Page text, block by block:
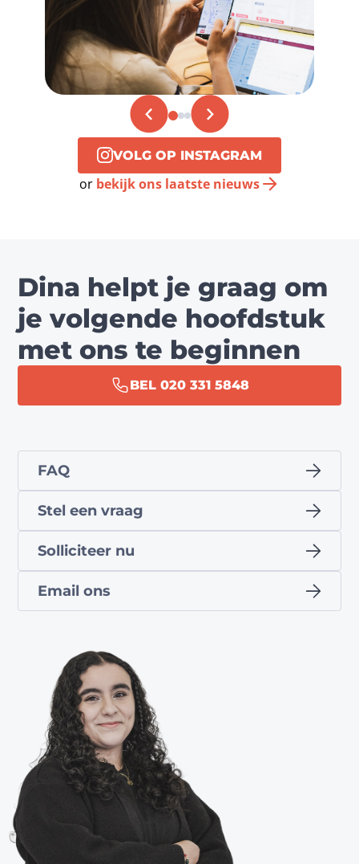
VOLG OP INSTAGRAM
or bekijk ons laatste nieuws
Dina helpt je graag om
je volgende hoofdstuk
met ons te beginnen
BEL 020 331 5848
FAQ
Stel een vraag
Solliciteer nu
Email ons